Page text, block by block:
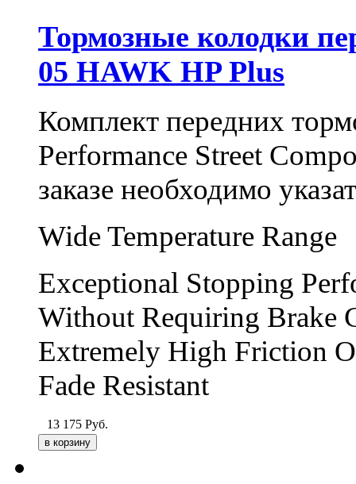
Тормозные колодки
05 HAWK HP Plus
Комплект передних
Performance Street
заказе необходимо
Wide Temperature Range
Exceptional Stopping
Without Requiring Brake
Extremely High Friction
Fade Resistant
13 175 Руб.